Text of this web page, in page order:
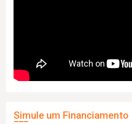
Simule um Financiamento